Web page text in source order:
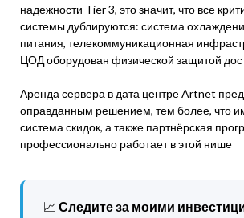
надежности Tier 3, это значит, что все
системы дублируются: система
питания, телекоммуникационная
ЦОД оборудован физической защитой
Аренда сервера в дата центреArtnet
оправданным решением, тем более, что
система скидок, а также партнёрская
профессионально работает в этой нише
📈 Следите за моими